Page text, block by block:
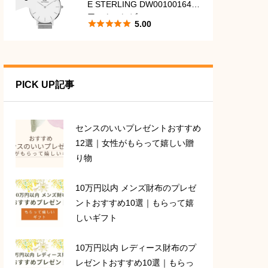
E STERLING DW00100164
口コミ・レビュー
 5.00
PICK UP記事
センスのいいプレゼントおすすめ
12選｜女性がもらって嬉しい贈
り物
10万円以内 メンズ財布のプレゼ
ントおすすめ10選｜もらって嬉
しいギフト
10万円以内 レディース財布のプ
レゼントおすすめ10選｜もらっ